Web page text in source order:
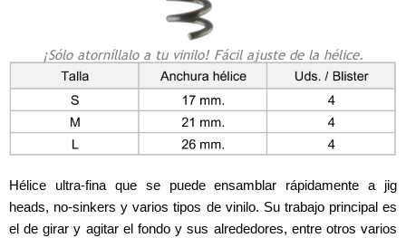
¡Sólo atorníllalo a tu vinilo! Fácil ajuste de la hélice.
Hélice ultra-fina que se puede ensamblar rápidamente a jig
heads, no-sinkers y varios tipos de vinilo. Su trabajo principal es
el de girar y agitar el fondo y sus alrededores, entre otros varios